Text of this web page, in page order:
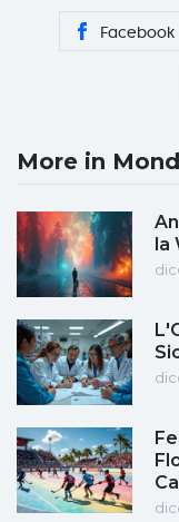
Facebook
More in